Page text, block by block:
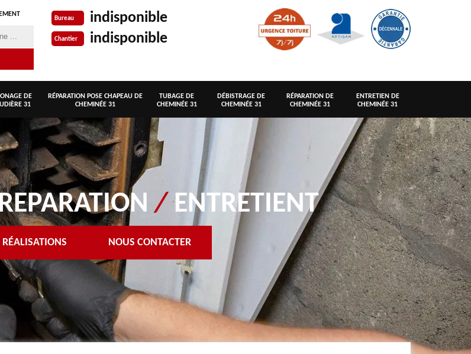
Bureau indisponible
Chantier indisponible
DE
31
RÉPARATION POSE CHAPEAU DE
CHEMINÉE 31
TUBAGE DE
CHEMINÉE 31
DÉBISTRAGE DE
CHEMINÉE 31
RÉPARATION DE
CHEMINÉE 31
ENTRETIEN DE
CHEMINÉE 31
/ENTRETIENT
NOUS CONTACTER